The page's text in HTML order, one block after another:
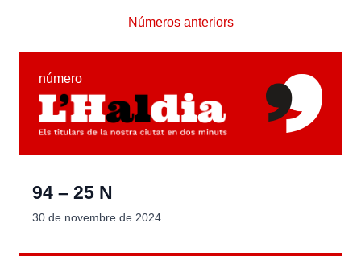
Números anteriors
número
94 – 25 N
30 de novembre de 2024